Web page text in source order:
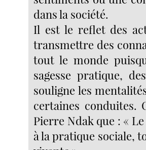
dans la société.
Il est le reflet des
transmettre des
tout le monde
sagesse pratique,
souligne les
certaines conduites.
Pierre Ndak que : «
à la pratique sociale,